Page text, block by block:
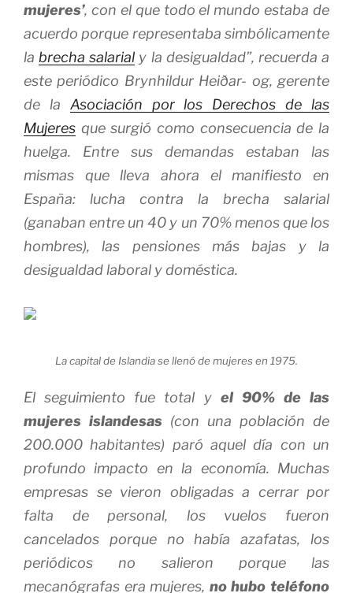
mujeres’, con el que todo el mundo estaba de
acuerdo porque representaba simbólicamente
la brecha salarial y la desigualdad”, recuerda a
este periódico Brynhildur Heiðar- og, gerente
de la Asociación por los Derechos de las
Mujeres que surgió como consecuencia de la
huelga. Entre sus demandas estaban las
mismas que lleva ahora el manifiesto en
España: lucha contra la brecha salarial
(ganaban entre un 40 y un 70% menos que los
hombres), las pensiones más bajas y la
desigualdad laboral y doméstica.
La capital de Islandia se llenó de mujeres en 1975.
El seguimiento fue total y el 90% de las
mujeres islandesas (con una población de
200.000 habitantes) paró aquel día con un
profundo impacto en la economía. Muchas
empresas se vieron obligadas a cerrar por
falta de personal, los vuelos fueron
cancelados porque no había azafatas, los
periódicos no salieron porque las
mecanógrafas era mujeres, no hubo teléfono